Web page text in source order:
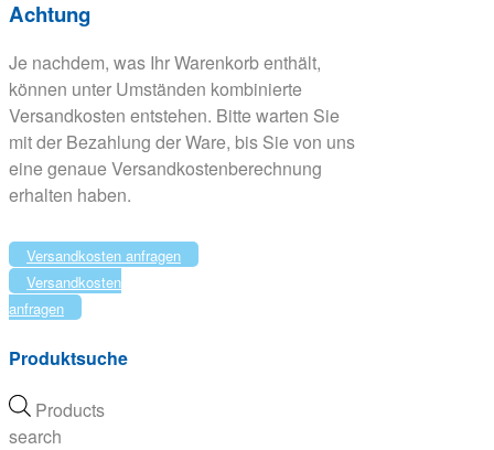
Achtung
Je nachdem, was Ihr Warenkorb enthält,
können unter Umständen kombinierte
Versandkosten entstehen. Bitte warten Sie
mit der Bezahlung der Ware, bis Sie von uns
eine genaue Versandkostenberechnung
erhalten haben.
Versandkosten anfragen
Versandkosten
anfragen
Produktsuche
Products
search